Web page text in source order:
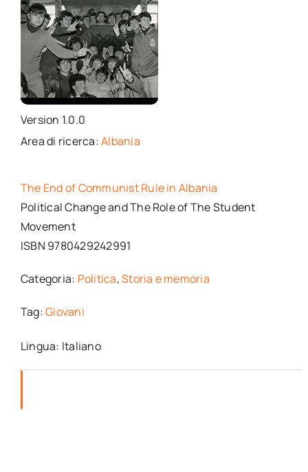
Version 1.0.0
Area di ricerca:Albania
The End of Communist Rule in Albania
Political Change and The Role of The Student
Movement
ISBN 9780429242991
Categoria: Politica,Storia e memoria
Tag:Giovani
Lingua: Italiano